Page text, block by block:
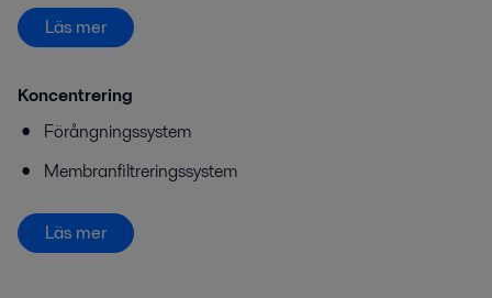
Läs mer
Koncentrering
Förångningssystem
Membranfiltreringssystem
Läs mer